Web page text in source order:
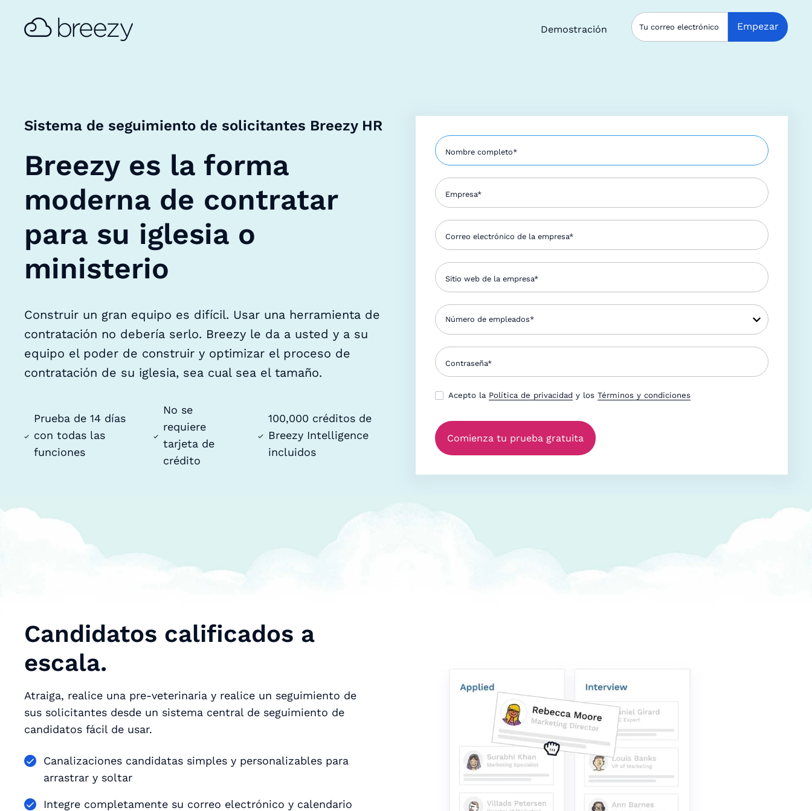
Demostración
Sistema de seguimiento de solicitantes Breezy HR
Breezy es la forma
moderna de contratar
para su iglesia o
ministerio
Construir un gran equipo es difícil. Usar una herramienta de
contratación no debería serlo. Breezy le da a usted y a su
equipo el poder de construir y optimizar el proceso de
contratación de su iglesia, sea cual sea el tamaño.
Prueba de 14 días
con todas las
funciones
No se
requiere
tarjeta de
crédito
100,000 créditos de
Breezy Intelligence
incluidos
Acepto la Política de privacidad y los Términos y condiciones
Candidatos calificados a
escala.
Atraiga, realice una pre-veterinaria y realice un seguimiento de
sus solicitantes desde un sistema central de seguimiento de
candidatos fácil de usar.
Canalizaciones candidatas simples y personalizables para
arrastrar y soltar
Integre completamente su correo electrónico y calendario